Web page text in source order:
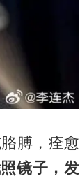
膊，痊愈
镜子，发